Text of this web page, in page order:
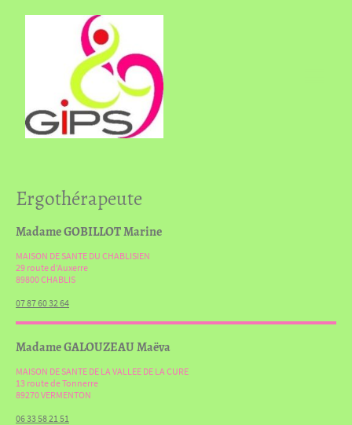
Ergothérapeute
Madame GOBILLOT Marine
MAISON DE SANTE DU CHABLISIEN
29 route d'Auxerre
89800 CHABLIS
07 87 60 32 64
Madame GALOUZEAU Maëva
MAISON DE SANTE DE LA VALLEE DE LA CURE
13 route de Tonnerre
89270 VERMENTON
06 33 58 21 51